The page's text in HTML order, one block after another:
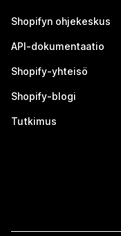
Shopifyn ohjekeskus
API-dokumentaatio
Shopify-yhteisö
Shopify-blogi
Tutkimus